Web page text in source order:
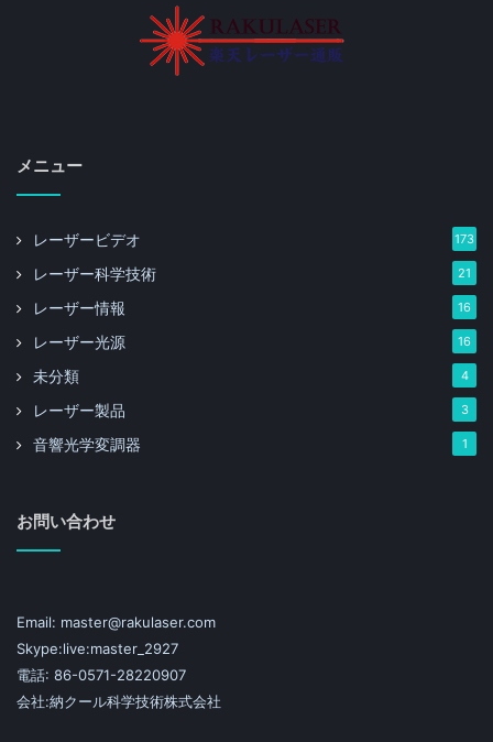
メニュー
レーザービデオ 173
レーザー科学技術 21
レーザー情報 16
レーザー光源 16
未分類 4
レーザー製品 3
音響光学変調器 1
お問い合わせ
Email: master@rakulaser.com
Skype:live:master_2927
電話: 86-0571-28220907
会社:納クール科学技術株式会社